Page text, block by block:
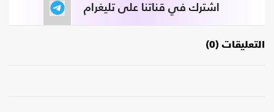
اشترك في قناتنا على تليغرام
التعليقات (0)